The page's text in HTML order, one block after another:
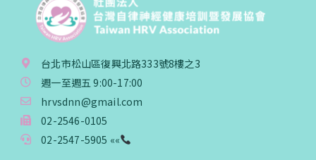
台北市松山區復興北路333號8樓之3
週一至週五 9:00-17:00
hrvsdnn@gmail.com
02-2546-0105
02-2547-5905 ««